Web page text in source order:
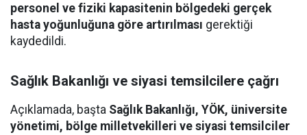
personel ve fiziki kapasitenin bölgedeki gerçek
hasta yoğunluğuna göre artırılması gerektiği
kaydedildi.
Sağlık Bakanlığı ve siyasi temsilcilere çağrı
Açıklamada, başta Sağlık Bakanlığı, YÖK, üniversite
yönetimi, bölge milletvekilleri ve siyasi temsilciler